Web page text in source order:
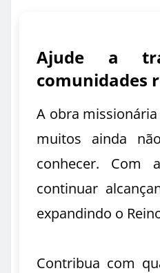
Ajude a
comunidades
A obra
muitos ainda
conhecer. Com
continuar
expandindo o
Contribua com